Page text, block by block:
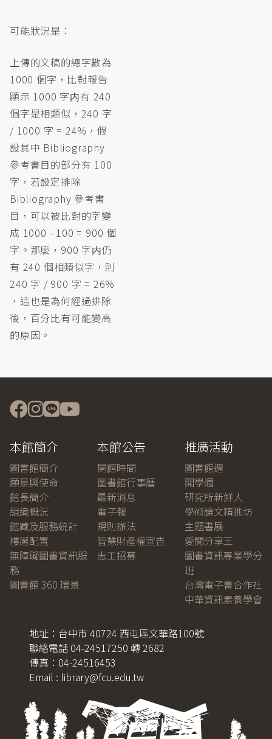
可能狀況是：
上傳的文稿的總字數為
1000 個字，比對報告
顯示 1000 字内有 240
個字是相類似，240 字
/ 1000 字 = 24%，假
設其中 Bibliography
參考書目的部分有 100
字，若設定排除
Bibliography 參考書
目，可以被比對的字變
成 1000 - 100 = 900 個
字。那麼，900 字内仍
有 240 個相類似字，則
240 字 / 900 字 = 26%
，這也是為何經過排除
後，百分比有可能變高
的原因。
本館簡介
圖書館簡介
願景與使命
館長簡介
組織概況
館藏及服務統計
樓層配置
無障礙圖書資訊服
務
圖書館 360 環景
本館公告
開館時間
圖書館行事曆
最新消息
電子報
規則辦法
智慧財產權宣告
志工招募
推廣活動
圖書館週
開學週
研究所新鮮人
學術論文精進坊
主題書展
愛閱分享王
圖書資訊專業學分
班
台灣電子書合作社
中華資訊素養學會
地址：台中市 40724 西屯區文華路100號
聯絡電話 04-24517250 轉 2682
傳真：04-24516453
Email : library@fcu.edu.tw